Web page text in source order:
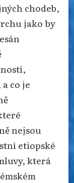
chodeb,
jako by
co je
nejsou
etiopské
která